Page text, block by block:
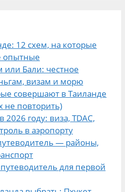
12 схем, на которые
опытные
или Бали: честное
визам и морю
совершают в Таиланде
не повторить)
2026 году: виза, TDAC,
в аэропорту
— районы,
для первой